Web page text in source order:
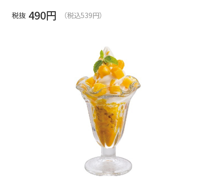
税抜 490円 （税込539円）